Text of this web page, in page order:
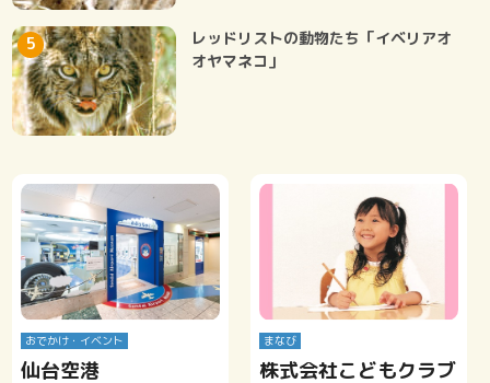
レッドリストの動物たち「イベリアオ
オヤマネコ」
おでかけ・イベント
仙台空港
まなび
株式会社こどもクラブ